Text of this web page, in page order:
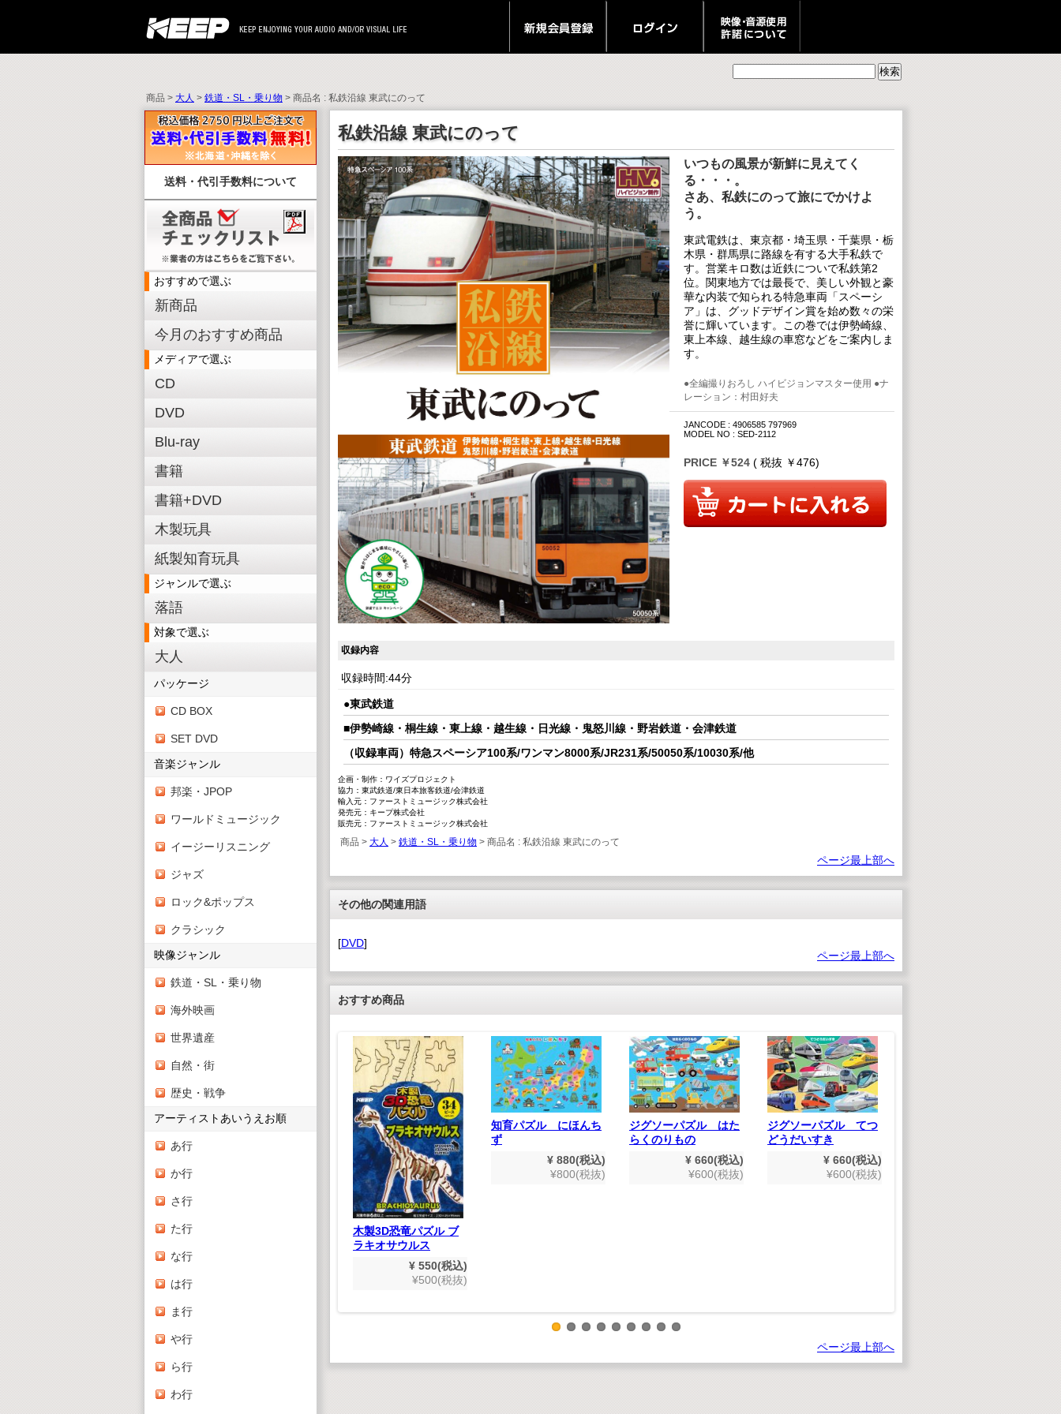
商品 >大人>鉄道・SL・乗り物> 商品名 : 私鉄沿線 東武にのって
送料・代引手数料について
おすすめで選ぶ
新商品
今月のおすすめ商品
メディアで選ぶ
CD
DVD
Blu-ray
書籍
書籍+DVD
木製玩具
紙製知育玩具
ジャンルで選ぶ
落語
対象で選ぶ
大人
パッケージ
CD BOX
SET DVD
音楽ジャンル
邦楽・JPOP
ワールドミュージック
イージーリスニング
ジャズ
ロック&ポップス
クラシック
映像ジャンル
鉄道・SL・乗り物
海外映画
世界遺産
自然・街
歴史・戦争
アーティストあいうえお順
あ行
か行
さ行
た行
な行
は行
ま行
や行
ら行
わ行
私鉄沿線 東武にのって
いつもの風景が新鮮に見えてく
る・・・。
さあ、私鉄にのって旅にでかけよ
う。
東武電鉄は、東京都・埼玉県・千葉県・栃
木県・群馬県に路線を有する大手私鉄で
す。営業キロ数は近鉄についで私鉄第2
位。関東地方では最長で、美しい外観と豪
華な内装で知られる特急車両「スペーシ
ア」は、グッドデザイン賞を始め数々の栄
誉に輝いています。この巻では伊勢崎線、
東上本線、越生線の車窓などをご案内しま
す。
●全編撮りおろし ハイビジョンマスター使用 ●ナ
レーション：村田好夫
JANCODE : 4906585 797969
MODEL NO : SED-2112
PRICE ￥524 ( 税抜 ￥476)
収録内容
収録時間:44分
●東武鉄道
■伊勢崎線・桐生線・東上線・越生線・日光線・鬼怒川線・野岩鉄道・会津鉄道
（収録車両）特急スペーシア100系/ワンマン8000系/JR231系/50050系/10030系/他
企画・制作：ワイズプロジェクト
協力：東武鉄道/東日本旅客鉄道/会津鉄道
輸入元：ファーストミュージック株式会社
発売元：キープ株式会社
販売元：ファーストミュージック株式会社
商品 > 大人 > 鉄道・SL・乗り物 > 商品名 : 私鉄沿線 東武にのって
ページ最上部へ
その他の関連用語
[DVD]
ページ最上部へ
おすすめ商品
SONGS
の唄
税込)
税抜)
木製ピンボール式コー
スター クラフトキッ
ト
¥ 1,628(税込)
¥1,480(税抜)
¥ 1,980(税込)
¥1,800(税抜)
木製3D恐竜パズル ブ
ラキオサウルス
¥ 550(税込)
¥500(税抜)
知育パズル にほんち
ず
¥ 880(税込)
¥800(税抜)
ジグソーパズル はた
らくのりもの
¥ 660(税込)
¥600(税抜)
ジグソーパズル てつ
どうだいすき
¥ 660(税込)
¥600(税抜)
たのしいえいごのうた
(デジタルリマスター
版）
¥ 1,980(税込)
¥1,800(税抜)
木
ス
ページ最上部へ